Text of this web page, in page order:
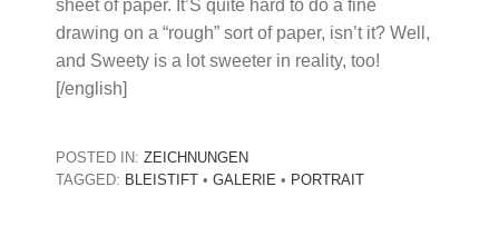
sheet of paper. It’S quite hard to do a fine
drawing on a “rough” sort of paper, isn’t it? Well,
and Sweety is a lot sweeter in reality, too!
[/english]
POSTED IN: ZEICHNUNGEN
TAGGED: BLEISTIFT • GALERIE • PORTRAIT